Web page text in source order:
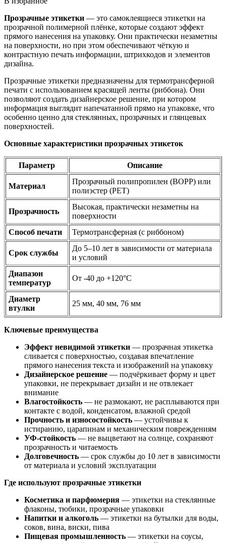
Прозрачные этикетки — это самоклеящиеся этикетки на
прозрачной полимерной плёнке, которые создают эффект
прямого нанесения на упаковку. Они практически незаметны
на поверхности, но при этом обеспечивают чёткую и
контрастную печать информации, штрихкодов и элементов
дизайна.
Прозрачные этикетки предназначены для термотрансферной
печати с использованием красящей ленты (риббона). Они
позволяют создать дизайнерское решение, при котором
информация выглядит напечатанной прямо на упаковке, что
особенно ценно для стеклянных, прозрачных и глянцевых
поверхностей.
Основные характеристики прозрачных этикеток
Параметр Описание
Материал
Прозрачный полипропилен (BOPP) или
полиэстер (PET)
Прозрачность
Высокая, практически незаметны на
поверхности
Способ печати
Термотрансферная (с риббоном)
Срок службы
До 5–10 лет в зависимости от материала
и условий
Диапазон
температур
От -40 до +120°C
Диаметр
втулки
25 мм, 40 мм, 76 мм
Ключевые преимущества
Эффект невидимой этикетки — прозрачная этикетка
сливается с поверхностью, создавая впечатление
прямого нанесения текста и изображений на упаковку
Дизайнерское решение — подчёркивает форму и цвет
упаковки, не перекрывает дизайн и не отвлекает
внимание
Влагостойкость — не размокают, не расплываются при
контакте с водой, конденсатом, влажной средой
Прочность и износостойкость — устойчивы к
истиранию, царапинам и механическим повреждениям
УФ-стойкость — не выцветают на солнце, сохраняют
прозрачность и читаемость
Долговечность — срок службы до 10 лет в зависимости
от материала и условий эксплуатации
Где используют прозрачные этикетки
Косметика и парфюмерия — этикетки на стеклянные
флаконы, тюбики, прозрачные упаковки
Напитки и алкоголь — этикетки на бутылки для воды,
соков, вина, виски, пива
Пищевая промышленность — этикетки на соусы,